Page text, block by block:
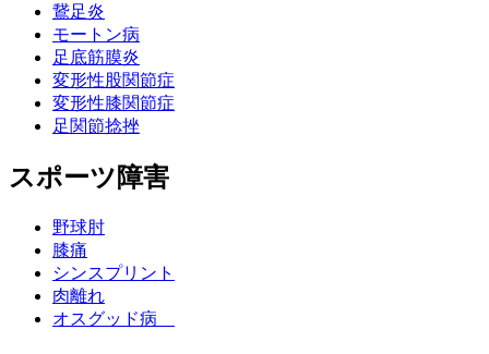
鵞足炎
モートン病
足底筋膜炎
変形性股関節症
変形性膝関節症
足関節捻挫
スポーツ障害
野球肘
膝痛
シンスプリント
肉離れ
オスグッド病